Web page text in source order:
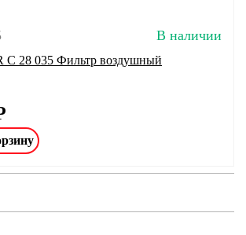
В наличии
28 035 Фильтр воздушный